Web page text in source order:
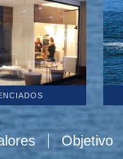
Objetivo